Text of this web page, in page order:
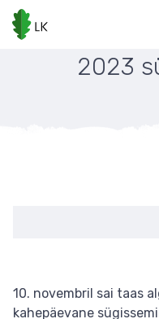
Liigu
edasi
põhisisu
2023
10. novembril sai taas
kahepäevane